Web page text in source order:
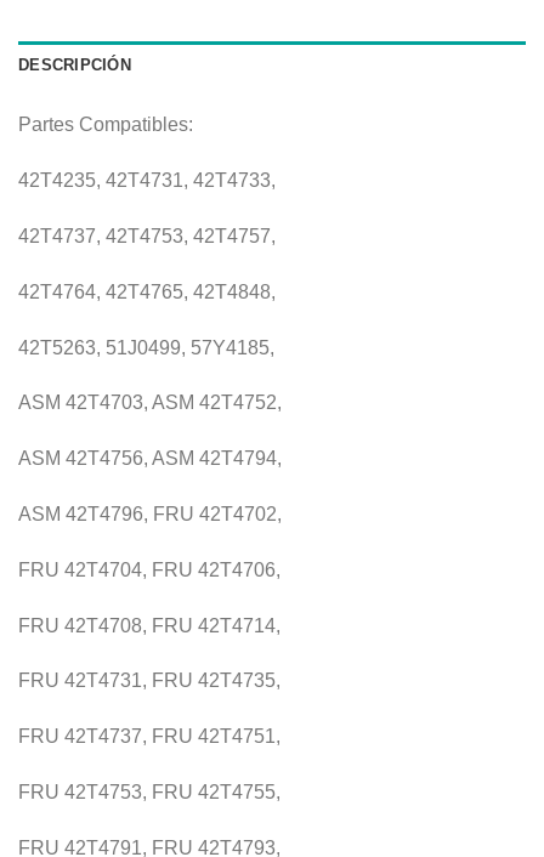
DESCRIPCIÓN
Partes Compatibles:
42T4235, 42T4731, 42T4733,
42T4737, 42T4753, 42T4757,
42T4764, 42T4765, 42T4848,
42T5263, 51J0499, 57Y4185,
ASM 42T4703, ASM 42T4752,
ASM 42T4756, ASM 42T4794,
ASM 42T4796, FRU 42T4702,
FRU 42T4704, FRU 42T4706,
FRU 42T4708, FRU 42T4714,
FRU 42T4731, FRU 42T4735,
FRU 42T4737, FRU 42T4751,
FRU 42T4753, FRU 42T4755,
FRU 42T4791, FRU 42T4793,